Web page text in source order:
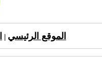
الموقع الرئيسي